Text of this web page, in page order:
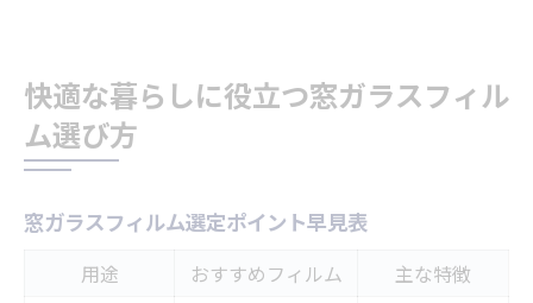
快適な暮らしに役立つ窓ガラスフィル
ム選び方
窓ガラスフィルム選定ポイント早見表
用途 おすすめフィルム
主な特徴